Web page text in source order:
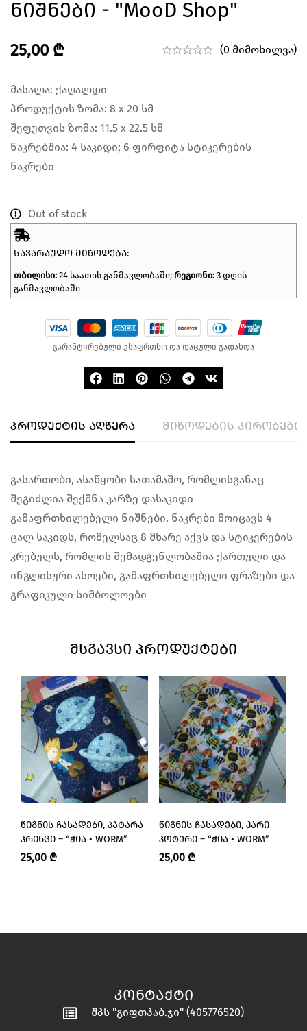
Ნიშნები - "MooD Shop"
25,00 ₾ (0 მიმოხილვა)
მასალა: ქაღალდი
პროდუქტის ზომა: 8 x 20 სმ
შეფუთვის ზომა: 11.5 x 22.5 სმ
ნაკრებშია: 4 საკიდი; 6 ფირფიტა სტიკერების
ნაკრები
Out of stock
ᲡᲐᲕᲐᲠᲐᲣᲓᲝ ᲛᲘᲬᲝᲓᲔᲑᲐ:
თბილისი: 24 საათის განმავლობაში; რეგიონი: 3 დღის
განმავლობაში
გარანტირებული უსაფრთხო და დაცული გადახდა
პროდუქტის აღწერა მიწოდების პირობები
გასართობი, ასაწყობი სათამაშო, რომლისგანაც
შეგიძლია შექმნა კარზე დასაკიდი
გამაფრთხილებელი ნიშნები. ნაკრები მოიცავს 4
ცალ საკიდს, რომელსაც 8 მხარე აქვს და სტიკერების
კრებულს, რომლის შემადგენლობაშია ქართული და
ინგლისური ასოები, გამაფრთხილებელი ფრაზები და
გრაფიკული სიმბოლოები
ᲛᲡᲒᲐᲕᲡᲘ ᲞᲠᲝᲓᲣᲥᲢᲔᲑᲘ
ᲬᲘᲒᲜᲘᲡ ᲩᲐᲡᲐᲓᲔᲑᲘ, ᲞᲐᲢᲐᲠᲐ
ᲞᲠᲘᲜᲪᲘ – “ᲭᲘᲐ • WORM”
25,00 ₾
ᲬᲘᲒᲜᲘᲡ ᲩᲐᲡᲐᲓᲔᲑᲘ, ᲰᲐᲠᲘ
ᲞᲝᲢᲔᲠᲘ – “ᲭᲘᲐ • WORM”
25,00 ₾
ᲙᲝᲜᲢᲐᲥᲢᲘ
შპს "გიფთჰაბ.ჯი" (405776520)